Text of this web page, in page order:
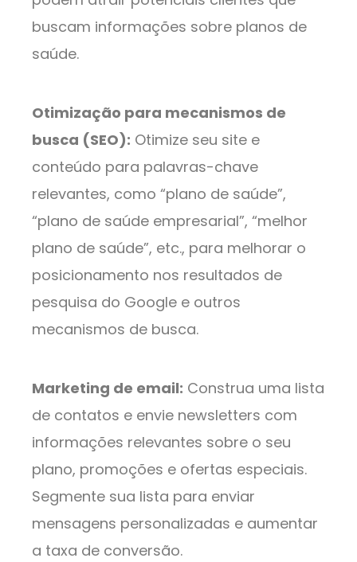
buscam informações sobre planos de
saúde.
Otimização para mecanismos de
busca (SEO): Otimize seu site e
conteúdo para palavras-chave
relevantes, como “plano de saúde”,
“plano de saúde empresarial”, “melhor
plano de saúde”, etc., para melhorar o
posicionamento nos resultados de
pesquisa do Google e outros
mecanismos de busca.
Marketing de email: Construa uma lista
de contatos e envie newsletters com
informações relevantes sobre o seu
plano, promoções e ofertas especiais.
Segmente sua lista para enviar
mensagens personalizadas e aumentar
a taxa de conversão.